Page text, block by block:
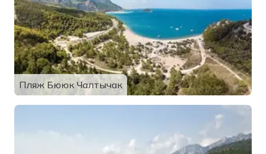
Пляж Бююк Чалтычак